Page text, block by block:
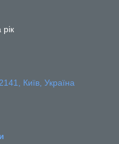
Київ, Україна